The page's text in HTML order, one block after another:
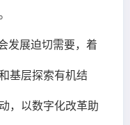
发展迫切需要，着
基层探索有机结
，以数字化改革助